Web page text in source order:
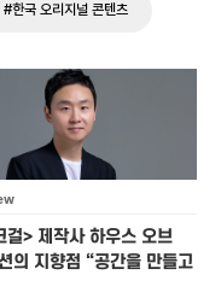
#한국 오리지널 콘텐츠
걸> 제작사 하우스 오브
의 지향점 “공간을 만들고